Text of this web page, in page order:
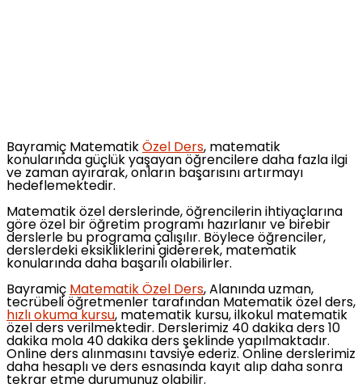
Bayramiç Matematik Özel Ders, matematik
konularında güçlük yaşayan öğrencilere daha fazla ilgi
ve zaman ayırarak, onların başarısını artırmayı
hedeflemektedir.
Matematik özel derslerinde, öğrencilerin ihtiyaçlarına
göre özel bir öğretim programı hazırlanır ve birebir
derslerle bu programa çalışılır. Böylece öğrenciler,
derslerdeki eksikliklerini gidererek, matematik
konularında daha başarılı olabilirler.
Bayramiç Matematik Özel Ders, Alanında uzman,
tecrübeli öğretmenler tarafından Matematik özel ders,
hızlı okuma kursu, matematik kursu, ilkokul matematik
özel ders verilmektedir. Derslerimiz 40 dakika ders 10
dakika mola 40 dakika ders şeklinde yapılmaktadır.
Online ders alınmasını tavsiye ederiz. Online derslerimiz
daha hesaplı ve ders esnasında kayıt alıp daha sonra
tekrar etme durumunuz olabilir.